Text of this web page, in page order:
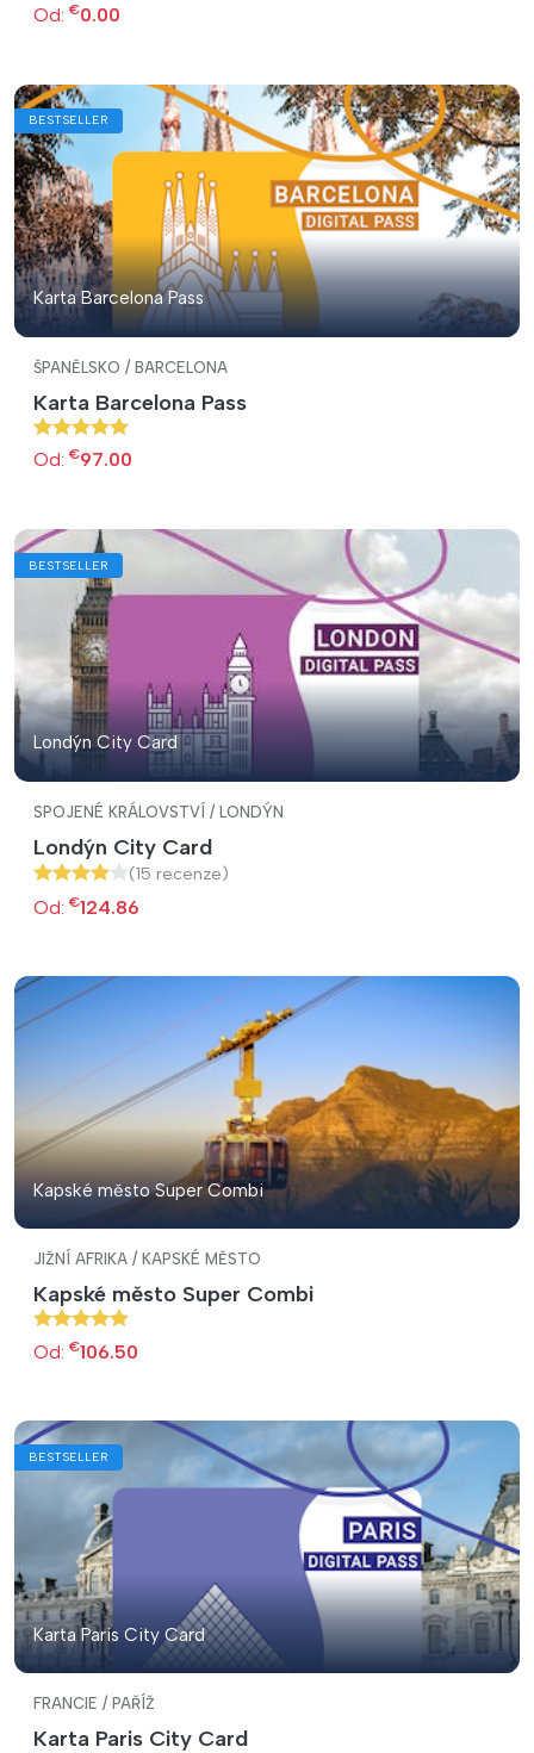
Od: €0.00
Karta Barcelona Pass
BESTSELLER
ŠPANĚLSKO / BARCELONA
Karta Barcelona Pass
Od: €97.00
Londýn City Card
BESTSELLER
SPOJENÉ KRÁLOVSTVÍ / LONDÝN
Londýn City Card
(15 recenze)
Od: €124.86
Kapské město Super Combi
JIŽNÍ AFRIKA / KAPSKÉ MĚSTO
Kapské město Super Combi
Od: €106.50
Karta Paris City Card
BESTSELLER
FRANCIE / PAŘÍŽ
Karta Paris City Card